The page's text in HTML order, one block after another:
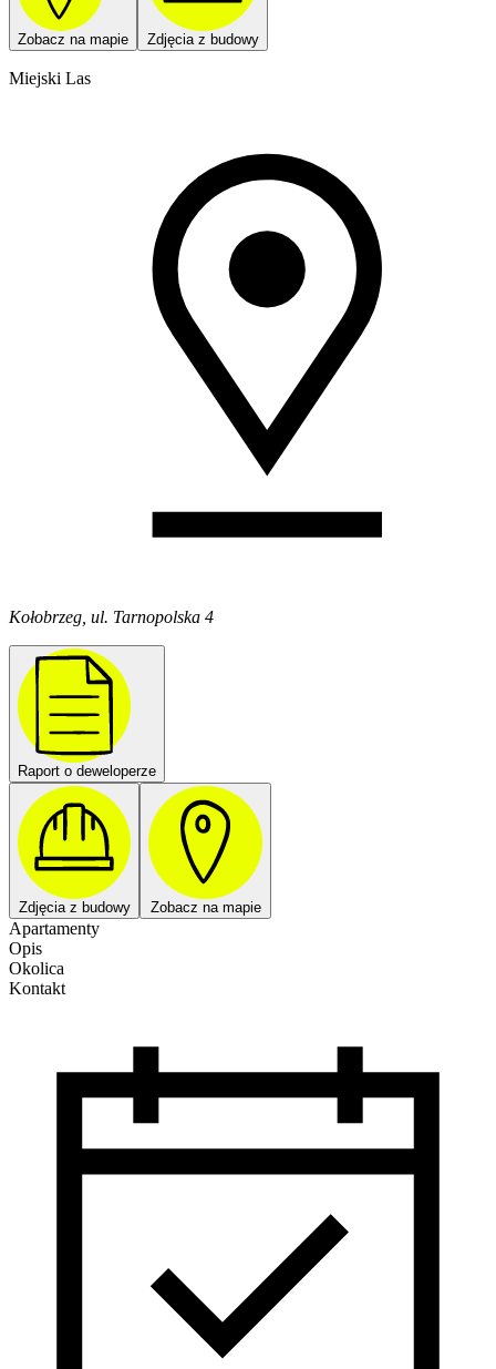
Zobacz na mapie Zdjęcia z budowy
Miejski Las
Kołobrzeg, ul. Tarnopolska 4
Raport o deweloperze
Zdjęcia z budowy Zobacz na mapie
Apartamenty
Opis
Okolica
Kontakt